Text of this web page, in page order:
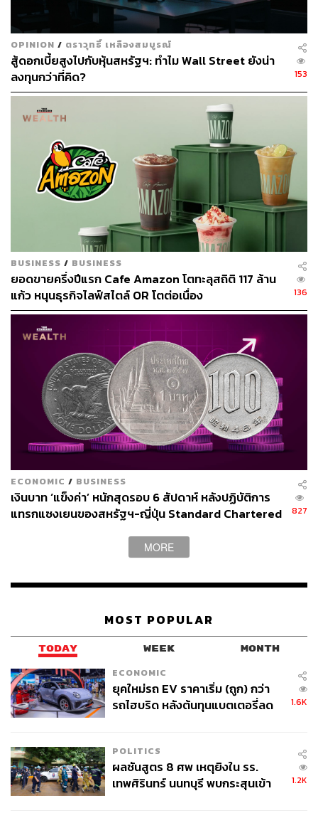
ABOUT THE AUTHOR
จิรันธนิน กมลเลิศ
WEALTH
OPINION / ตราวุทธิ์ เหลืองสมบูรณ์
สู้ดอกเบี้ยสูงไปกับหุ้นสหรัฐฯ: ทำไม Wall Street ยังน่า
ลงทุนกว่าที่คิด?
153
BUSINESS / BUSINESS
ยอดขายครึ่งปีแรก Cafe Amazon โตทะลุสถิติ 117 ล้าน
แก้ว หนุนธุรกิจไลฟ์สไตล์ OR โตต่อเนื่อง
136
ECONOMIC / BUSINESS
เงินบาท ‘แข็งค่า’ หนักสุดรอบ 6 สัปดาห์ หลังปฏิบัติการ
แทรกแซงเยนของสหรัฐฯ-ญี่ปุ่น Standard Chartered
827
MORE
MOST POPULAR
TODAY WEEK MONTH
ECONOMIC
ยุคใหม่รถ EV ราคาเริ่ม (ถูก) กว่า
รถไฮบริด หลังต้นทุนแบตเตอรี่ลด
1.6K
POLITICS
ผลชันสูตร 8 ศพ เหตุยิงใน รร.
เทพศิรินทร์ นนทบุรี พบกระสุนเข้า
1.2K